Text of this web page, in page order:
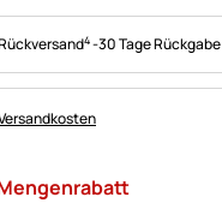
4-30 Tage Rückgabe